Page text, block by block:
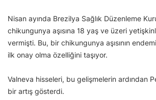
Nisan ayında Brezilya Sağlık Düzenleme
chikungunya aşısına 18 yaş ve üzeri
vermişti. Bu, bir chikungunya aşısının
ilk onay olma özelliğini taşıyor.
Valneva hisseleri, bu gelişmelerin ardından
bir artış gösterdi.